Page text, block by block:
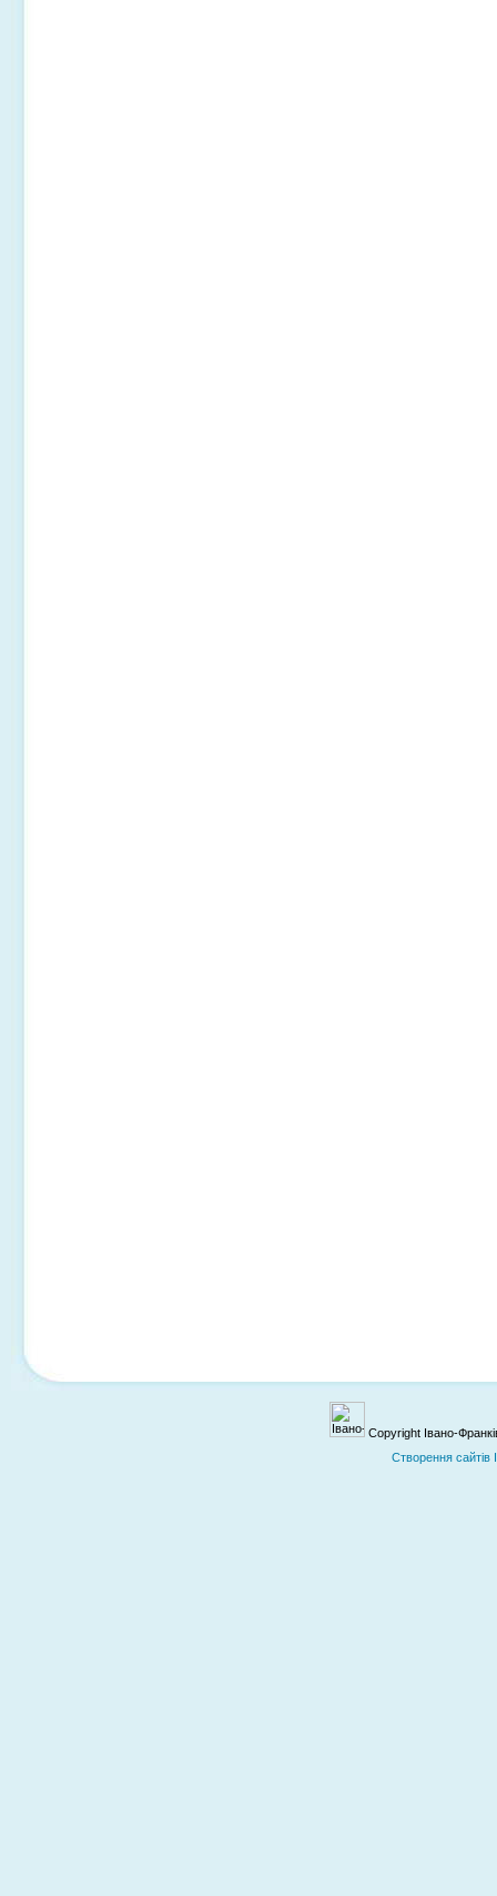
Copyright Івано-
Cтворення сайтів